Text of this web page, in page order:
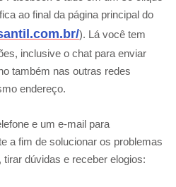
ao final da página principal do
). Lá você tem
inclusive o chat para enviar
também nas outras redes
endereço.
e um e-mail para
a fim de solucionar os problemas
dúvidas e receber elogios: